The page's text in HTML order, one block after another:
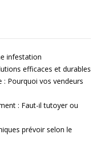
infestation
efficaces et durables
: Pourquoi vos vendeurs
: Faut-il tutoyer ou
prévoir selon le